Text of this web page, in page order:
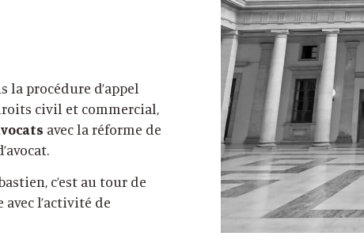
la procédure d’appel
civil et commercial,
avec la réforme de
c’est au tour de
l’activité de